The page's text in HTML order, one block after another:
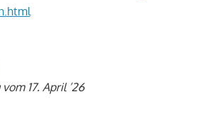
17. April ’26